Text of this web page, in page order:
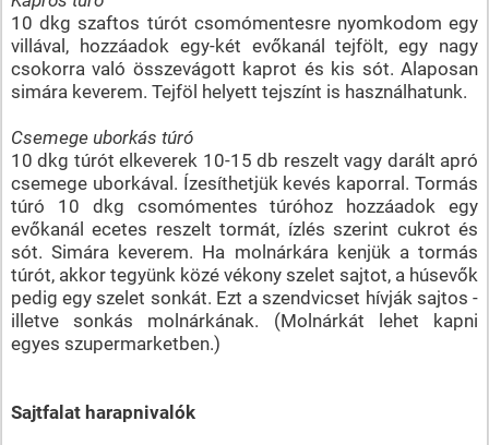
10 dkg szaftos túrót csomómentesre nyomkodom egy
villával, hozzáadok egy-két evőkanál tejfölt, egy nagy
csokorra való összevágott kaprot és kis sót. Alaposan
simára keverem. Tejföl helyett tejszínt is használhatunk.
Csemege uborkás túró
10 dkg túrót elkeverek 10-15 db reszelt vagy darált apró
csemege uborkával. Ízesíthetjük kevés kaporral. Tormás
túró 10 dkg csomómentes túróhoz hozzáadok egy
evőkanál ecetes reszelt tormát, ízlés szerint cukrot és
sót. Simára keverem. Ha molnárkára kenjük a tormás
túrót, akkor tegyünk közé vékony szelet sajtot, a húsevők
pedig egy szelet sonkát. Ezt a szendvicset hívják sajtos -
illetve sonkás molnárkának. (Molnárkát lehet kapni
egyes szupermarketben.)
Sajtfalat harapnivalók